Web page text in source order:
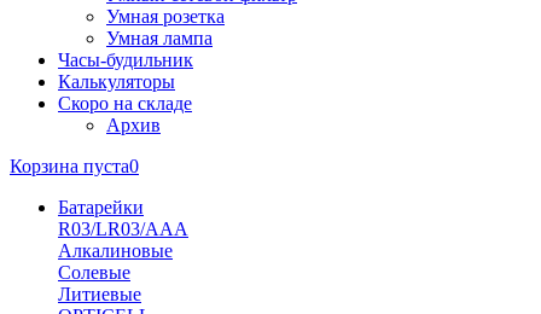
Умная розетка
Умная лампа
Часы-будильник
Калькуляторы
Скоро на складе
Архив
Корзина пуста0
Батарейки
R03/LR03/AAA
Алкалиновые
Солевые
Литиевые